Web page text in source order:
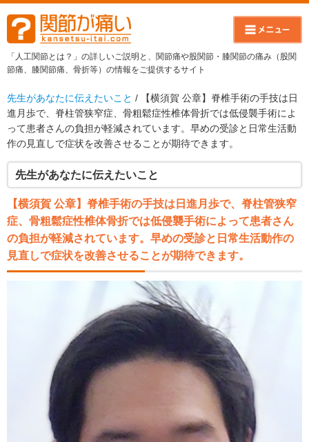
「人工関節とは？」の詳しいご説明と、関節痛や股関節・膝関節の痛み（股関
節痛、膝関節痛、骨折等）の情報をご提供するサイト
先生があなたに伝えたいこと / 【横須賀 公章】脊椎手術の手技は日
進月歩で、脊柱管狭窄症、骨粗鬆症性椎体骨折では低侵襲手術によ
って患者さんの負担が軽減されています。早めの受診と日常生活動
作の見直しで症状を改善させることが期待できます。
先生があなたに伝えたいこと
【横須賀 公章】脊椎手術の手技は日進月歩で、脊柱管狭窄
症、骨粗鬆症性椎体骨折では低侵襲手術によって患者さん
の負担が軽減されています。早めの受診と日常生活動作の
見直しで症状を改善させることが期待できます。